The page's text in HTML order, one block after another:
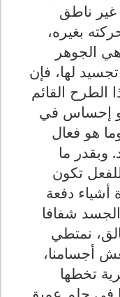
ناطق
بغيره،
الجوهر
تجسيد لها، فإن
القائم
هو إحساس في
هو فعال
وبقدر ما
تكون
دفعة
شفافا
نمتطي
أجسامنا،
تخطها